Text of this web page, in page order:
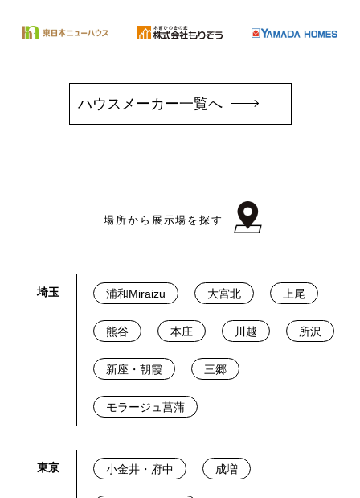
ハウスメーカー一覧へ
場所から展示場を探す
埼玉 浦和Miraizu 大宮北 上尾
熊谷 本庄 川越 所沢
新座・朝霞 三郷
モラージュ菖蒲
東京 小金井・府中 成増